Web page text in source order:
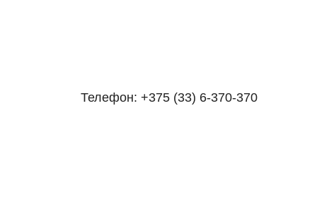
Телефон: +375 (33) 6-370-370